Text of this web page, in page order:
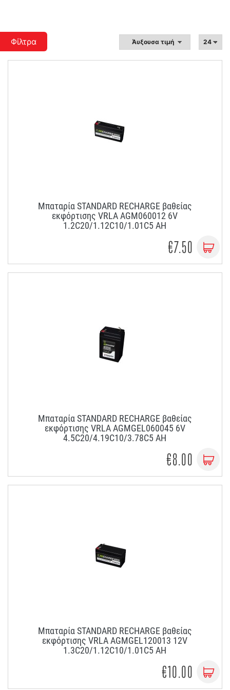
Φίλτρα
Μπαταρία STANDARD RECHARGE βαθείας
εκφόρτισης VRLA AGM060012 6V
1.2C20/1.12C10/1.01C5 AH
€7.50
Μπαταρία STANDARD RECHARGE βαθείας
εκφόρτισης VRLA AGMGEL060045 6V
4.5C20/4.19C10/3.78C5 AH
€8.00
Μπαταρία STANDARD RECHARGE βαθείας
εκφόρτισης VRLA AGMGEL120013 12V
1.3C20/1.12C10/1.01C5 AH
€10.00